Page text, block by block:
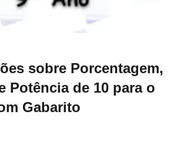
sobre Porcentagem,
Potência de 10 para o
Gabarito